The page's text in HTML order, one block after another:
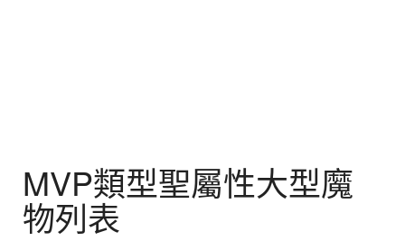
MVP類型聖屬性大型魔
物列表